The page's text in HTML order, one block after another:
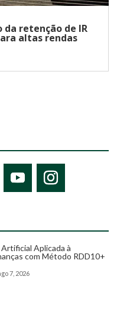
da retenção de IR
altas rendas
Aplicada à
com Método RDD10+
7, 2026